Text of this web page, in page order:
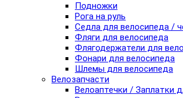
Подножки
Рога на руль
Седла для велосипеда /
Фляги для велосипеда
Флягодержатели для
Фонари для велосипеда
Шлемы для велосипеда
Велозапчасти
Велоаптечки / Заплатки